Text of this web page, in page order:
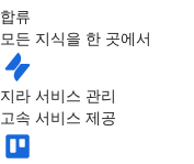
합류
모든 지식을 한 곳에서
지라 서비스 관리
고속 서비스 제공